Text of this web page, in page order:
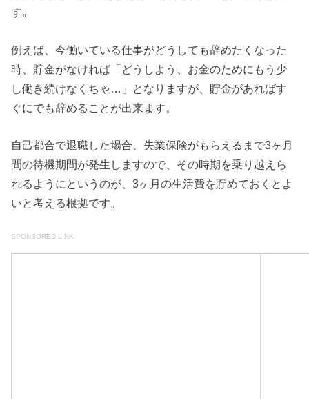
す。
例えば、今働いている仕事がどうしても辞めたくなった
時、貯金がなければ「どうしよう、お金のためにもう少
し働き続けなくちゃ…」となりますが、貯金があればす
ぐにでも辞めることが出来ます。
自己都合で退職した場合、失業保険がもらえるまで3ヶ月
間の待機期間が発生しますので、その時期を乗り越えら
れるようにというのが、3ヶ月の生活費を貯めておくとよ
いと考える根拠です。
SPONSORED LINK